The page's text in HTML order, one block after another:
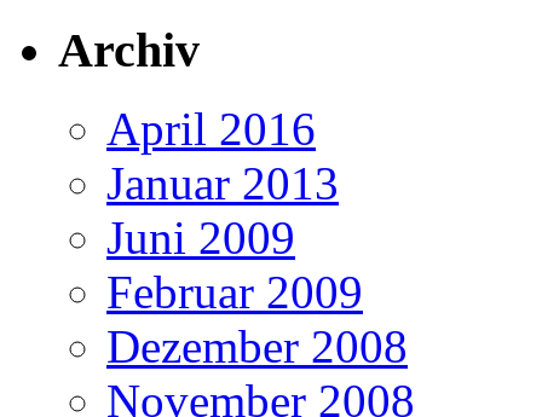
Archiv
April 2016
Januar 2013
Juni 2009
Februar 2009
Dezember 2008
November 2008